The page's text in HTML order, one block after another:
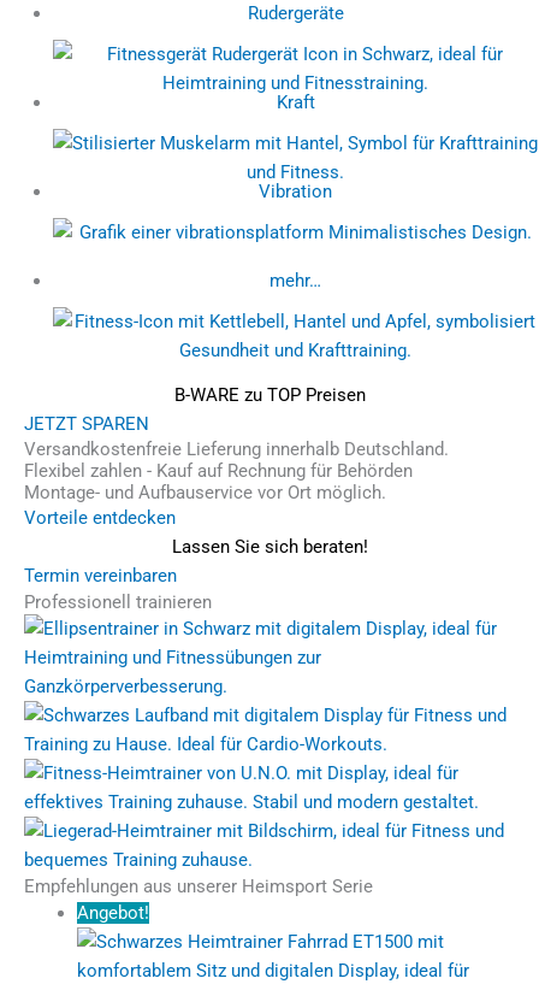
Rudergeräte
Kraft
Vibration
mehr…
B-WARE zu TOP Preisen
JETZT SPAREN
Versandkostenfreie Lieferung innerhalb Deutschland.
Flexibel zahlen - Kauf auf Rechnung für Behörden
Montage- und Aufbauservice vor Ort möglich.
Vorteile entdecken
Lassen Sie sich beraten!
Termin vereinbaren
Professionell trainieren
Empfehlungen aus unserer Heimsport Serie
Angebot!